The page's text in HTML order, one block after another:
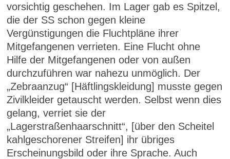
vorsichtig geschehen. Im Lager gab es Spitzel,
die der SS schon gegen kleine
Vergünstigungen die Fluchtpläne ihrer
Mitgefangenen verrieten. Eine Flucht ohne
Hilfe der Mitgefangenen oder von außen
durchzuführen war nahezu unmöglich. Der
„Zebraanzug“ [Häftlingskleidung] musste gegen
Zivilkleider getauscht werden. Selbst wenn dies
gelang, verriet sie der
„Lagerstraßenhaarschnitt“, [über den Scheitel
kahlgeschorener Streifen] ihr übriges
Erscheinungsbild oder ihre Sprache. Auch